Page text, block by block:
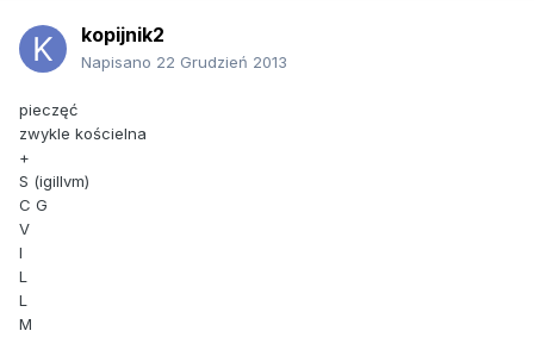
kopijnik2
Napisano 22 Grudzień 2013
pieczęć
zwykle kościelna
+
S (igillvm)
C G
V
I
L
L
M